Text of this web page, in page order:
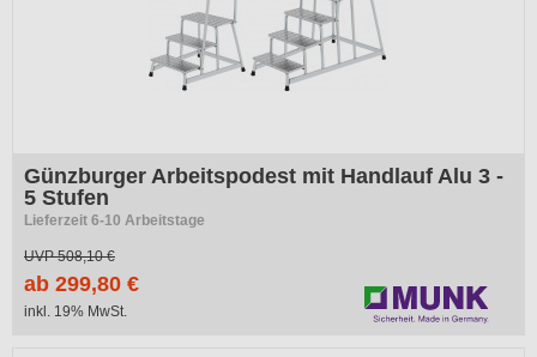
Günzburger Arbeitspodest mit Handlauf Alu 3 -
5 Stufen
Lieferzeit 6-10 Arbeitstage
UVP508,10 €
ab 299,80 €
inkl. 19% MwSt.